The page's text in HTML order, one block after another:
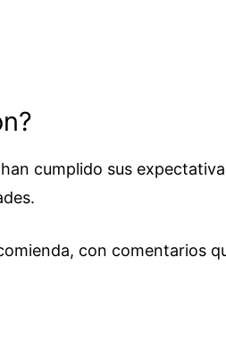
cumplido sus
con comentarios